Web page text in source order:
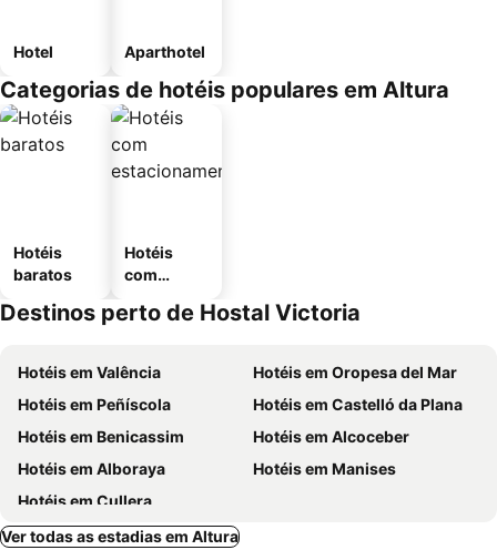
Hotel Aparthotel
Categorias de hotéis populares em Altura
Hotéis
baratos
Hotéis
com
mento
Destinos perto de Hostal Victoria
Hotéis em Valência
Hotéis em Oropesa del Mar
Hotéis em Peñíscola
Hotéis em Castelló da Plana
Hotéis em Benicassim
Hotéis em Alcoceber
Hotéis em Alboraya
Hotéis em Manises
Hotéis em Cullera
Ver todas as estadias em Altura